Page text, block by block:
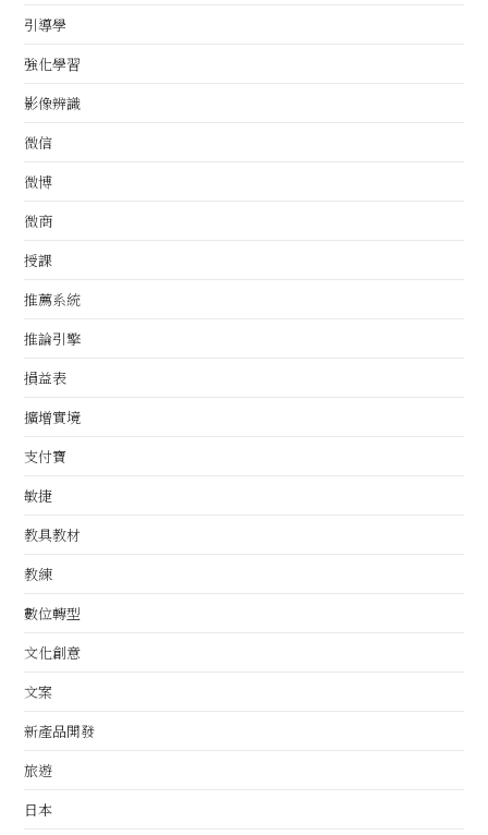
引導學
強化學習
影像辨識
微信
微博
微商
授課
推薦系統
推論引擎
損益表
擴增實境
支付寶
敏捷
教具教材
教練
數位轉型
文化創意
文案
新產品開發
旅遊
日本